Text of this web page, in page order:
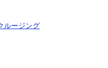
ルージング